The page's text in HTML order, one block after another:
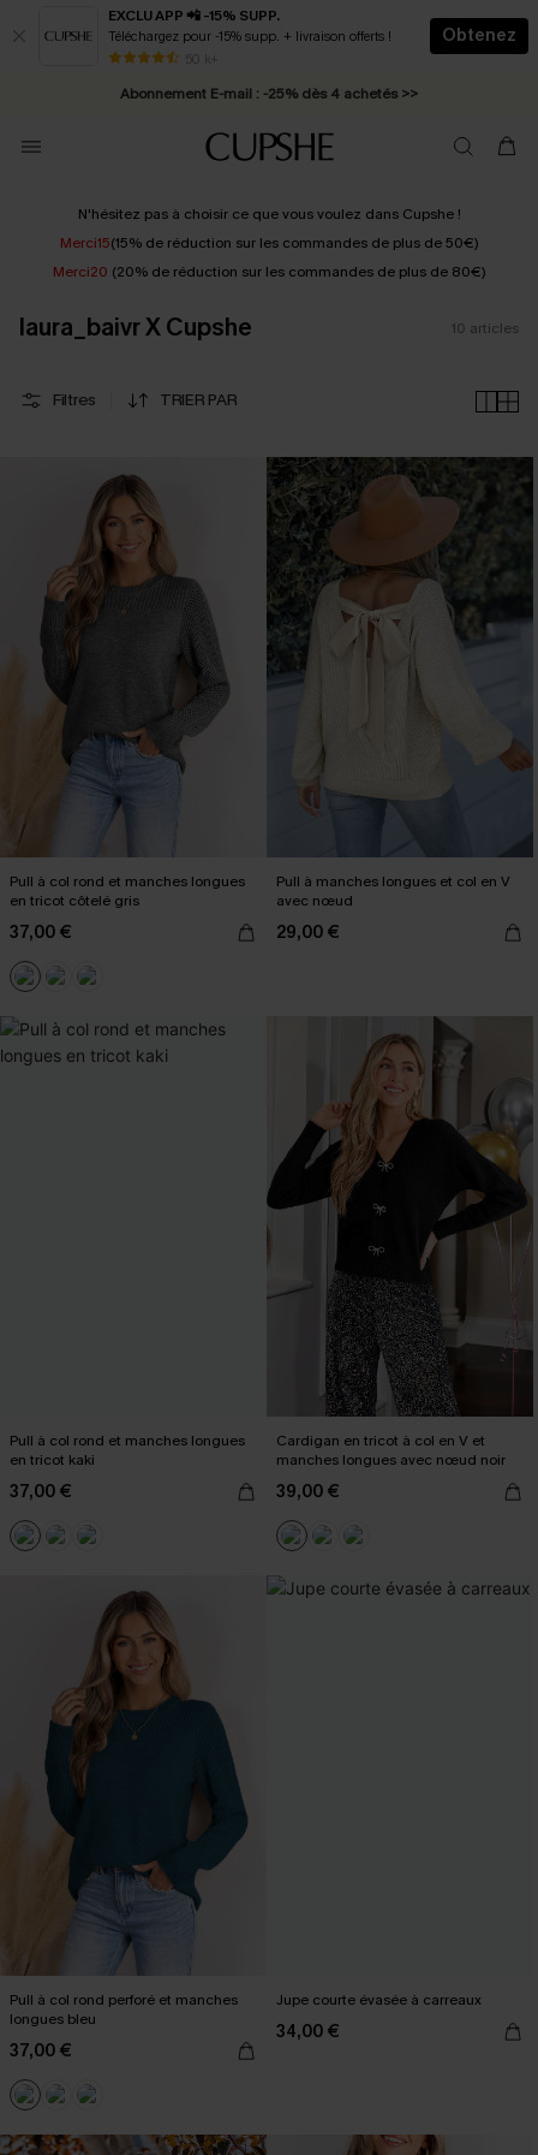
EXCLU APP 📲 -15% SUPP.
Téléchargez pour -15% supp. + livraison offerts !
50 k+
Obtenez
* Livraison éclair 2-3 jours ouvrés >>
Abonnement E-mail : -25% dès 4 achetés >>
N'hésitez pas à choisir ce que vous voulez dans Cupshe !
Merci15(15% de réduction sur les commandes de plus de 50€)
Merci20 (20% de réduction sur les commandes de plus de 80€)
laura_baivr X Cupshe 10 articles
Filtres TRIER PAR
Pull à col rond et manches longues
en tricot côtelé gris
37,00 €
Pull à manches longues et col en V
avec nœud
29,00 €
Pull à col rond et manches longues
en tricot kaki
37,00 €
Cardigan en tricot à col en V et
manches longues avec nœud noir
39,00 €
Pull à col rond perforé et manches
longues bleu
37,00 €
Jupe courte évasée à carreaux
34,00 €